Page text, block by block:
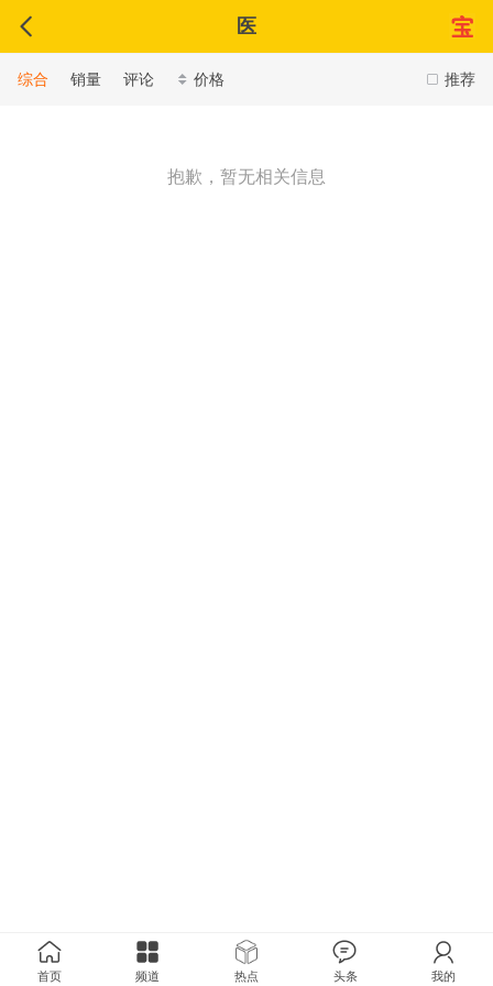
医
推荐
综合 销量 评论 价格
抱歉，暂无相关信息
首页 频道 热点 头条 我的